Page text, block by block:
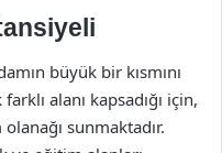
büyük bir kısmını
alanı kapsadığı için,
sunmaktadır.